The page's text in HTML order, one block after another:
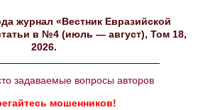
журнал «Вестник Евразийской
в №4 (июль — август), Том 18,
2026.
задаваемые вопросы авторов
мошенников!